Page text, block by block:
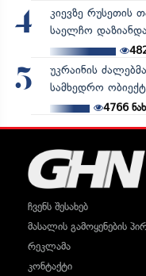
4
კიევზე რუსეთის
საელჩო
5
უკრაინის
სამხედრო
4766
ჩვენს შესახებ
მასალის გამოყენების
რეკლამა
კონტაქტი